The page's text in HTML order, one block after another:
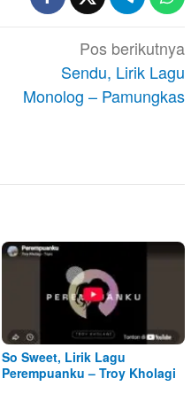
Pos berikutnya
Sendu, Lirik Lagu
Monolog – Pamungkas
So Sweet, Lirik Lagu
Perempuanku – Troy Kholagi